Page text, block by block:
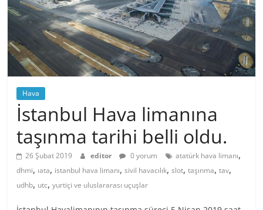
Hava
İstanbul Hava limanına
taşınma tarihi belli oldu.
26 Şubat 2019 editor 0 yorum atatürk hava limanı,
dhmi, ıata, istanbul hava limanı,sivil havacılık,slot,taşınma,tav,
udhb, utc,yurtiçi ve uluslararası uçuşlar